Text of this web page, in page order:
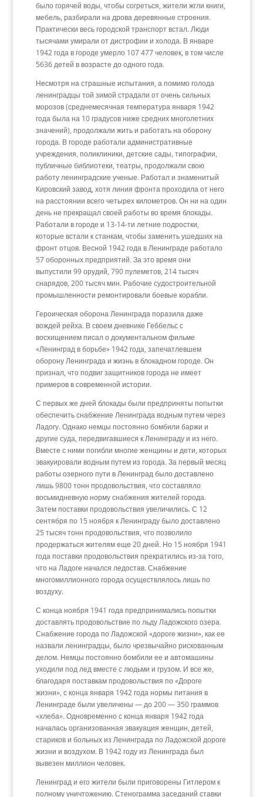
было горячей воды, чтобы согреться, жители жгли книги,
мебель, разбирали на дрова деревянные строения.
Практически весь городской транспорт встал. Люди
тысячами умирали от дистрофии и холода. В январе
1942 года в городе умерло 107 477 человек, в том числе
5636 детей в возрасте до одного года.
Несмотря на страшные испытания, а помимо голода
ленинградцы той зимой страдали от очень сильных
морозов (среднемесячная температура января 1942
года была на 10 градусов ниже средних многолетних
значений), продолжали жить и работать на оборону
города. В городе работали административные
учреждения, поликлиники, детские сады, типографии,
публичные библиотеки, театры, продолжали свою
работу ленинградские ученые. Работал и знаменитый
Кировский завод, хотя линия фронта проходила от него
на расстоянии всего четырех километров. Он ни на один
день не прекращал своей работы во время блокады.
Работали в городе и 13-14-ти летние подростки,
которые встали к станкам, чтобы заменить ушедших на
фронт отцов. Весной 1942 года в Ленинграде работало
57 оборонных предприятий. За это время они
выпустили 99 орудий, 790 пулеметов, 214 тысяч
снарядов, 200 тысяч мин. Рабочие судостроительной
промышленности ремонтировали боевые корабли.
Героическая оборона Ленинграда поразила даже
вождей рейха. В своем дневнике Геббельс с
восхищением писал о документальном фильме
«Ленинград в борьбе» 1942 года, запечатлевшем
оборону Ленинграда и жизнь в блокадном городе. Он
признал, что подвиг защитников города не имеет
примеров в современной истории.
С первых же дней блокады были предприняты попытки
обеспечить снабжение Ленинграда водным путем через
Ладогу. Однако немцы постоянно бомбили баржи и
другие суда, передвигавшиеся к Ленинграду и из него.
Вместе с ними погибли многие женщины и дети, которых
эвакуировали водным путем из города. За первый месяц
работы озерного пути в Ленинград было доставлено
лишь 9800 тонн продовольствия, что составляло
восьмидневную норму снабжения жителей города.
Затем поставки продовольствия увеличились. С 12
сентября по 15 ноября к Ленинграду было доставлено
25 тысяч тонн продовольствия, что позволило
продержаться жителям еще 20 дней. Но 15 ноября 1941
года поставки продовольствия прекратились из-за того,
что на Ладоге начался ледостав. Снабжение
многомиллионного города осуществлялось лишь по
воздуху.
С конца ноября 1941 года предпринимались попытки
доставлять продовольствие по льду Ладожского озера.
Снабжение города по Ладожской «дороге жизни», как ее
назвали ленинградцы, было чрезвычайно рискованным
делом. Немцы постоянно бомбили ее и автомашины
уходили под лед вместе с людьми и грузом. И все же,
благодаря поставкам продовольствия по «Дороге
жизни», с конца января 1942 года нормы питания в
Ленинграде были увеличены — до 200 — 350 граммов
«хлеба». Одновременно с конца января 1942 года
началась организованная эвакуация женщин, детей,
стариков и больных из Ленинграда по Ладожской дороге
жизни и воздухом. В 1942 году из Ленинграда был
вывезен миллион человек.
Ленинград и его жители были приговорены Гитлером к
полному уничтожению. Стенограмма заседаний ставки